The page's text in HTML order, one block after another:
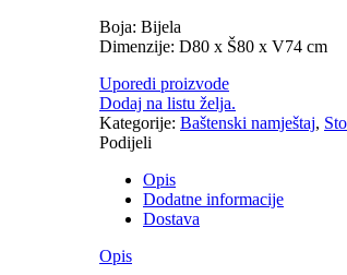
Boja: Bijela
Dimenzije: D80 x Š80 x V74 cm
Uporedi proizvode
Dodaj na listu želja.
Kategorije: Baštenski namještaj,
Podijeli
Opis
Dodatne informacije
Dostava
Opis